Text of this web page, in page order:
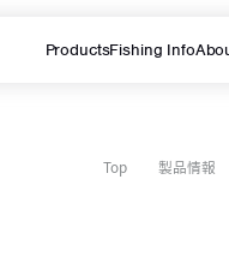
ProductsFishing Info
サイト内を検索する
Top 製品情報